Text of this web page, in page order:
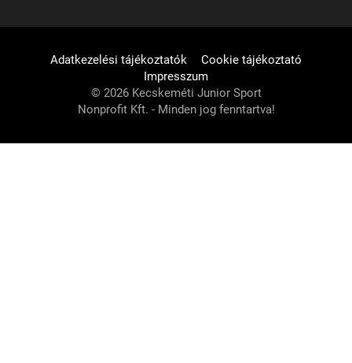
Adatkezelési tájékoztatók
Cookie tájékoztató
Impresszum
© 2026 Kecskeméti Junior Sport
Nonprofit Kft. - Minden jog fenntartva!